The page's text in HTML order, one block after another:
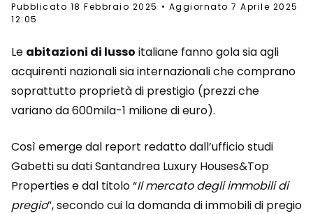
Pubblicato 18 Febbraio 2025
Aggiornato 7 Aprile 2025
12:05
Le abitazioni di lusso italiane fanno gola sia agli
acquirenti nazionali sia internazionali che comprano
soprattutto proprietà di prestigio (prezzi che
variano da 600mila-1 milione di euro).
Così emerge dal report redatto dall’ufficio studi
Gabetti su dati Santandrea Luxury Houses&Top
Properties e dal titolo “Il mercato degli immobili di
pregio”, secondo cui la domanda di immobili di pregio